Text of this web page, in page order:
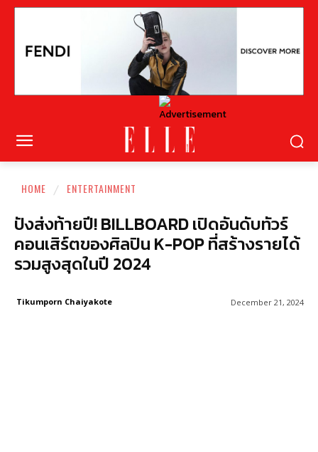
HOME ENTERTAINMENT
ปังส่งท้ายปี! BILLBOARD เปิดอันดับทัวร์
คอนเสิร์ตของศิลปิน K-POP ที่สร้างรายได้
รวมสูงสุดในปี 2024
December 21, 2024
Tikumporn Chaiyakote